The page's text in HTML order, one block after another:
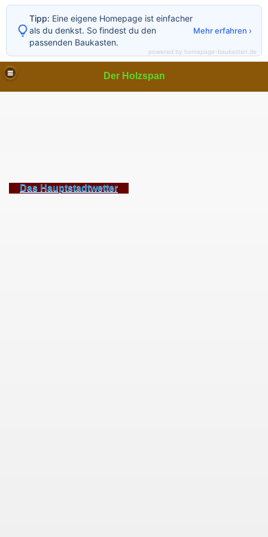
Der Holzspan
Das Hauptstadtwetter
Tipp: Eine eigene Homepage ist einfacher
als du denkst. So findest du den
passenden Baukasten.
Mehr erfahren ›
powered by homepage-baukasten.de